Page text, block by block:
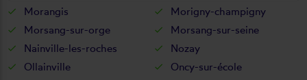
Morangis
Morigny-champigny
Morsang-sur-orge
Morsang-sur-seine
Nainville-les-roches
Nozay
Ollainville
Oncy-sur-école